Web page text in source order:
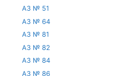
АЗ № 51
АЗ № 64
АЗ № 81
АЗ № 82
АЗ № 84
АЗ № 86